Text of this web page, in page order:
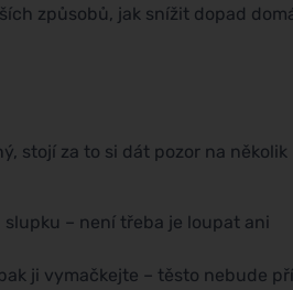
způsobů, jak snížit dopad
stojí za to si dát pozor na několik
– není třeba je loupat ani
ji vymačkejte – těsto nebude